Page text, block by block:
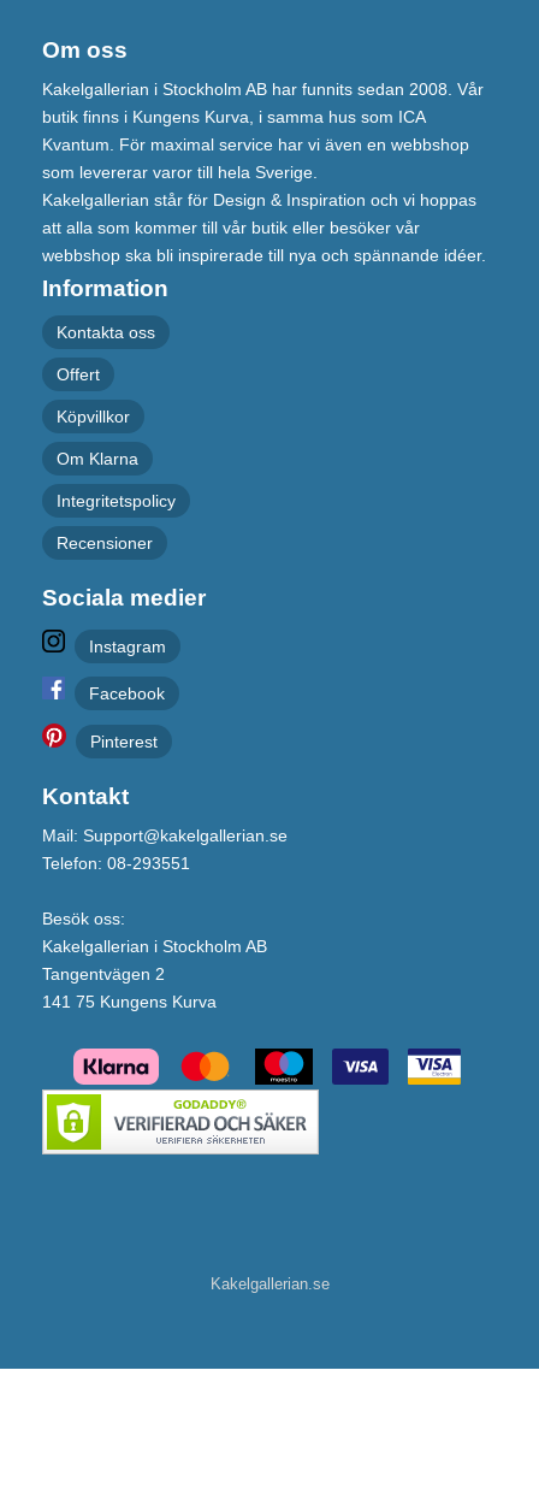
Om oss
Kakelgallerian i Stockholm AB har funnits sedan 2008. Vår
butik finns i Kungens Kurva, i samma hus som ICA
Kvantum. För maximal service har vi även en webbshop
som levererar varor till hela Sverige.
Kakelgallerian står för Design & Inspiration och vi hoppas
att alla som kommer till vår butik eller besöker vår
webbshop ska bli inspirerade till nya och spännande idéer.
Information
Kontakta oss
Offert
Köpvillkor
Om Klarna
Integritetspolicy
Recensioner
Sociala medier
Instagram
Facebook
Pinterest
Kontakt
Mail: Support@kakelgallerian.se
Telefon: 08-293551
Besök oss:
Kakelgallerian i Stockholm AB
Tangentvägen 2
141 75 Kungens Kurva
Kakelgallerian.se